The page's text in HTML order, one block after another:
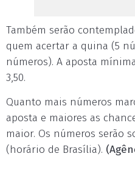
Também serão
quem acertar a quina (5
números). A aposta
3,50.
Quanto mais números
aposta e maiores as
maior. Os números serão
(horário de Brasília).